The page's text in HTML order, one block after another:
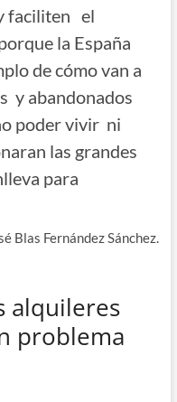
faciliten el
la España
de cómo van a
y abandonados
poder vivir ni
las grandes
para
Blas Fernández Sánchez.
alquileres
problema